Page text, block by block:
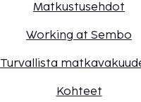
Matkustusehdot
Working at Sembo
Turvallista
Kohteet